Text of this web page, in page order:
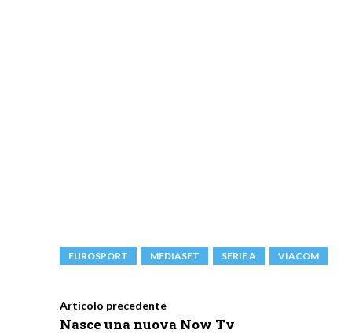
EUROSPORT MEDIASET SERIE A VIACOM
Articolo precedente
Nasce una nuova Now Tv